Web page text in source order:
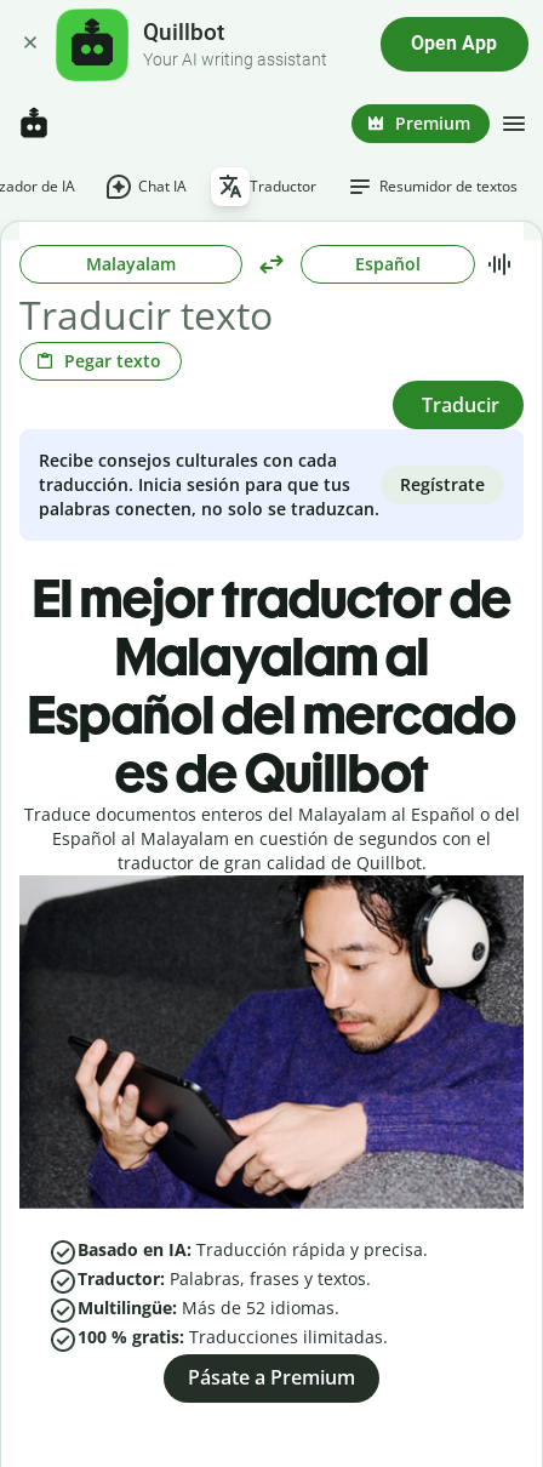
Quillbot
Your AI writing assistant
Open App
Premium
de IA Chat IA Traductor Resumidor de textos
Malayalam Español
Pegar texto
Traducir
Recibe consejos culturales con cada
traducción. Inicia sesión para que tus
palabras conecten, no solo se traduzcan.
Regístrate
El mejor traductor de
Malayalam al
Español del mercado
es de Quillbot
Traduce documentos enteros del Malayalam al Español o del
Español al Malayalam en cuestión de segundos con el
traductor de gran calidad de Quillbot.
Basado en IA: Traducción rápida y precisa.
Traductor: Palabras, frases y textos.
Multilingüe: Más de 52 idiomas.
100 % gratis: Traducciones ilimitadas.
Pásate a Premium